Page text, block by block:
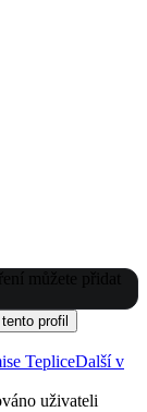
můžete přidat
profil
TepliceDalší v
uživateli